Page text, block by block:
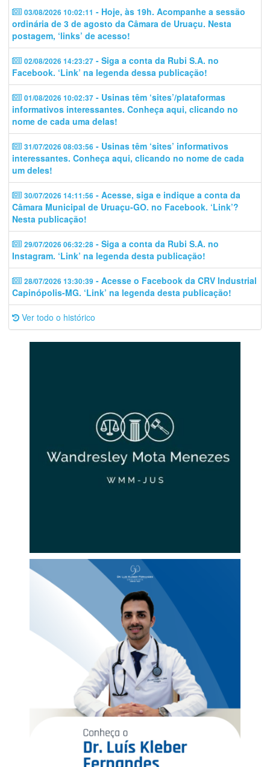
03/08/2026 10:02:11 - Hoje, às 19h. Acompanhe a sessão
ordinária de 3 de agosto da Câmara de Uruaçu. Nesta
postagem, ‘links’ de acesso!
02/08/2026 14:23:27 - Siga a conta da Rubi S.A. no
Facebook. ‘Link’ na legenda dessa publicação!
01/08/2026 10:02:37 - Usinas têm ‘sites’/plataformas
informativos interessantes. Conheça aqui, clicando no
nome de cada uma delas!
31/07/2026 08:03:56 - Usinas têm ‘sites’ informativos
interessantes. Conheça aqui, clicando no nome de cada
um deles!
30/07/2026 14:11:56 - Acesse, siga e indique a conta da
Câmara Municipal de Uruaçu-GO. no Facebook. ‘Link’?
Nesta publicação!
29/07/2026 06:32:28 - Siga a conta da Rubi S.A. no
Instagram. ‘Link’ na legenda desta publicação!
28/07/2026 13:30:39 - Acesse o Facebook da CRV Industrial
Capinópolis-MG. ‘Link’ na legenda desta publicação!
Ver todo o histórico